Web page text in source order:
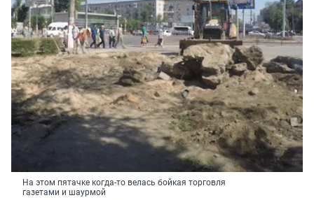
На этом пятачке когда-то велась бойкая торговля
газетами и шаурмой